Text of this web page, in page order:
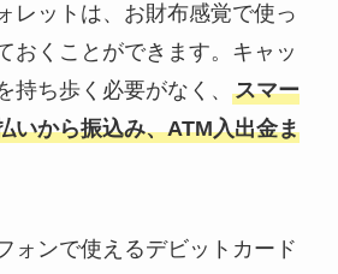
レットは、お財布感覚で使っ
おくことができます。キャッ
持ち歩く必要がなく、 スマー
いから振込み、ATM入出金ま
ォンで使えるデビットカード